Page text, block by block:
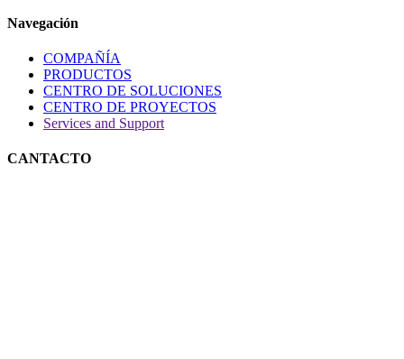
Navegación
COMPAÑÍA
PRODUCTOS
CENTRO DE SOLUCIONES
CENTRO DE PROYECTOS
Services and Support
CANTACTO